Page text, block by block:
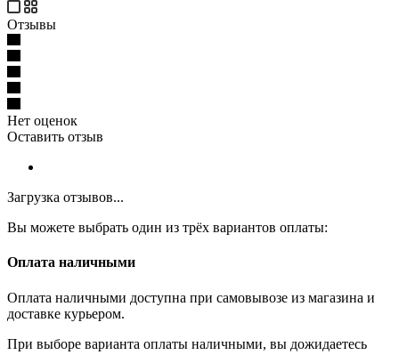
Отзывы
Нет оценок
Оставить отзыв
Загрузка отзывов...
Вы можете выбрать один из трёх вариантов оплаты:
Оплата наличными
Оплата наличными доступна при самовывозе из магазина и
доставке курьером.
При выборе варианта оплаты наличными, вы дожидаетесь